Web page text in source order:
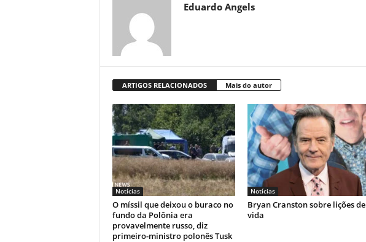
Eduardo Angels
ARTIGOS RELACIONADOS Mais do autor
Notícias
O míssil que deixou o buraco no
fundo da Polônia era
provavelmente russo, diz
primeiro-ministro polonês Tusk
Notícias
Bryan Cranston sobre lições de
vida